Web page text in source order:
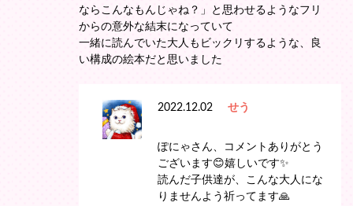
ならこんなもんじゃね？」と思わせるようなフリ
からの意外な結末になっていて
一緒に読んでいた大人もビックリするような、良
い構成の絵本だと思いました
2022.12.02 せう
ぽにゃさん、コメントありがとう
ございます😊嬉しいです✨
読んだ子供達が、こんな大人にな
りませんよう祈ってます🙏